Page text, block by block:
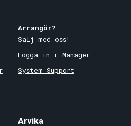
Arrangör?
Sälj med oss!
Logga in i Manager
System Support
Arvika